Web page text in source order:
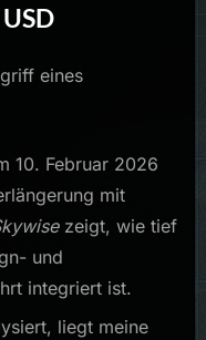
eines
10. Februar 2026
mit
zeigt, wie tief
und
integriert ist.
liegt meine